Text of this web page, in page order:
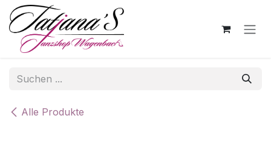
Zum Inhalt springen
Alle Produkte